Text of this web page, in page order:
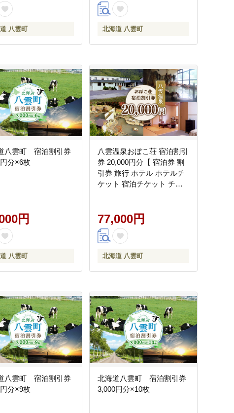
八雲町 北海道 八雲町
八雲町 宿泊割引券
分×6枚
円
八雲町
八雲温泉おぼこ荘 宿泊割引
券 20,000円分【 宿泊券 割
引券 旅行 ホテル ホテルチ
ケット 宿泊チケット チケ
77,000円
北海道 八雲町
八雲町 宿泊割引券
分×9枚
北海道八雲町 宿泊割引券
3,000円分×10枚